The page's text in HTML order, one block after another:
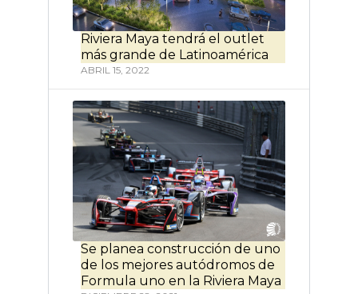
Riviera Maya tendrá el outlet
más grande de Latinoamérica
ABRIL 15, 2022
Se planea construcción de uno
de los mejores autódromos de
Formula uno en la Riviera Maya